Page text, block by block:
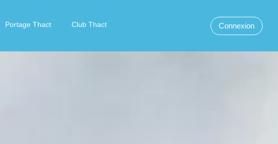
Portage Thact Club Thact Connexion